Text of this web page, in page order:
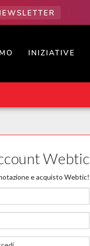
INIZIATIVE